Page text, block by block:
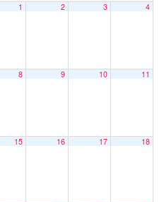
1 2 3 4
8 9 10 11
15 16 17 18